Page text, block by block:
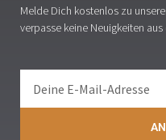
Melde Dich kostenlos zu
verpasse keine Neuigkeiten